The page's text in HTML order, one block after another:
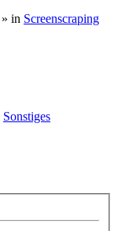
» in Screenscraping
Sonstiges